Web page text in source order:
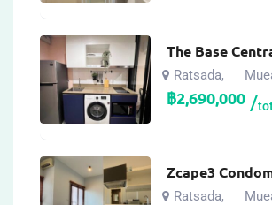
The Base
Ratsada,
฿2,690,000
Zcape3
Ratsada,